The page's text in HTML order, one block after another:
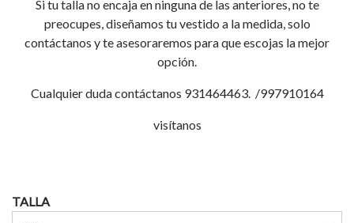
Si tu talla no encaja en ninguna de las anteriores, no te
preocupes, diseñamos tu vestido a la medida, solo
contáctanos y te asesoraremos para que escojas la mejor
opción.
Cualquier duda contáctanos 931464463. /997910164
visítanos
TALLA